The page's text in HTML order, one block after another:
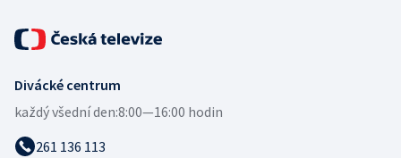
Divácké centrum
každý všední den:8:00—16:00 hodin
261 136 113